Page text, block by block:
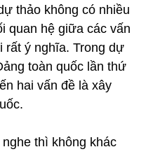
thảo không có nhiều
quan hệ giữa các vấn
rất ý nghĩa. Trong dự
toàn quốc lần thứ
hai vấn đề là xây
thì không khác